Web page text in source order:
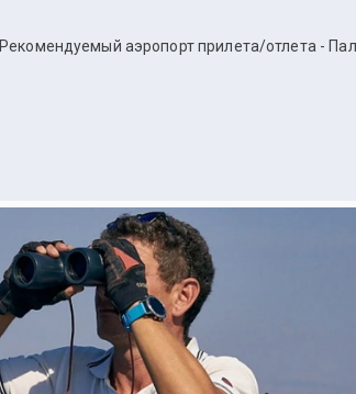
Рекомендуемый аэропорт прилета/отлета -